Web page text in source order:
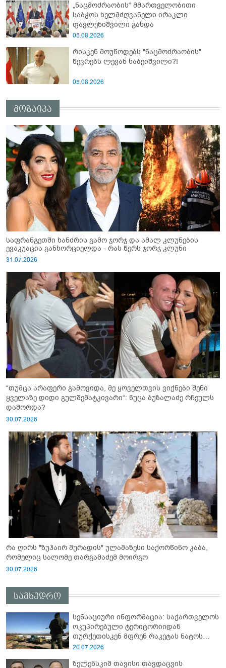
სააკაშვილი
„ნაცმოძრაობის“ მმართველობითი
საბჭოს ხელმძღვანელი ირაკლი
ფავლენიშვილი გახდა
05.08.2026
რისკენ მოუწოდებს "ნაცმოძრაობის"
წევრებს ლევან ხაბეიშვილი?!
05.08.2026
მოზაიკა
საფრანგეთში ხანძრის გამო ჯორჯ და ამალ კლუნების
ევაკუაცია განხორციელდა - რას წერს ჯორჯ კლუნი
31.07.2026
“თუმცა არაფერი გამოვიდა, მე ყოველთვის ვიქნები შენი
ყველაზე დიდი გულშემატკივარი“: ნუცა ბუზალაძე რჩეულს
დაშორდა?
30.07.2026
რა ღირს "ზუჰაირ მურადის" ულამაზესი საქორწინო კაბა,
რომელიც სალომე თარგამაძემ მოირგო
30.07.2026
სამხედრო
სენსაციური ინფორმაცია: საქართველოს
ოკუპირებული ტერიტორიიდან
თურქეთისკენ მფრენ რაკეტას ნატოს
სამიტი კინაღამ ჩაუშლია
20.07.2026
ზელენსკიმ თავისი თავდაცვის